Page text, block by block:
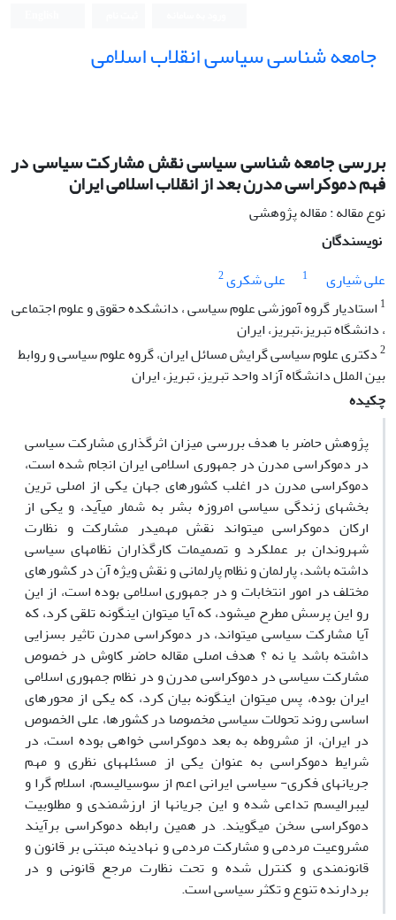
جامعه شناسی سیاسی انقلاب اسلامی
بررسی جامعه شناسی سیاسی نقش مشارکت سیاسی در
فهم دموکراسی مدرن بعد از انقلاب اسلامی ایران
نوع مقاله : مقاله پژوهشی
نویسندگان
علی شیاری
1 علی شکری2
1 استادیار گروه آموزشی علوم سیاسی ، دانشکده حقوق و علوم اجتماعی
، دانشگاه تبریز،تبریز، ایران
2دکتری علوم سیاسی گرایش مسائل ایران، گروه علوم سیاسی و روابط
بین الملل دانشگاه آزاد واحد تبریز، تبریز، ایران
چکیده
پژوهش حاضر با هدف بررسی میزان اثرگذاری مشارکت سیاسی
در دموکراسی مدرن در جمهوری اسلامی ‎ایران انجام شده است،
دموکراسی مدرن در اغلب کشورهای جهان یکی از اصلی ترین
بخش‎های زندگی سیاسی امروزه بشر به شمار می‎آید، و یکی از
ارکان دموکراسی می‎تواند نقش مهمی‎در مشارکت و نظارت
شهروندان بر عملکرد و تصمیمات کارگذاران نظام‎های سیاسی
داشته باشد، پارلمان و نظام پارلمانی و نقش ویژه آن در کشورهای
مختلف در امور انتخابات و در جمهوری اسلامی ‎بوده است، از این
رو این پرسش مطرح می‎شود، که آیا می‎توان اینگونه تلقی کرد، که
آیا مشارکت سیاسی می‎تواند، در دموکراسی مدرن تاثیر بسزایی
داشته باشد یا نه ؟ هدف اصلی مقاله حاضر کاوش در خصوص
مشارکت سیاسی در دموکراسی مدرن و در نظام جمهوری اسلامی
‎ایران بوده، پس می‎توان اینگونه بیان کرد، که یکی از محورهای
اساسی روند تحولات سیاسی مخصوصا در کشورها، علی الخصوص
در ایران، از مشروطه به بعد دموکراسی خواهی بوده است، در
شرایط دموکراسی به عنوان یکی از مسئله‎های نظری و مهم
جریان‎های فکری- سیاسی ایرانی اعم از سوسیالیسم، اسلام گرا و
لیبرالیسم تداعی شده و این جریان‎ها از ارزشمندی و مطلوبیت
دموکراسی سخن می‎گویند. در همین رابطه دموکراسی برآیند
مشروعیت مردمی‎ و مشارکت مردمی‎ و نهادینه مبتنی بر قانون و
قانونمندی و کنترل شده و تحت نظارت مرجع قانونی و در
بردارنده تنوع و تکثر سیاسی است.